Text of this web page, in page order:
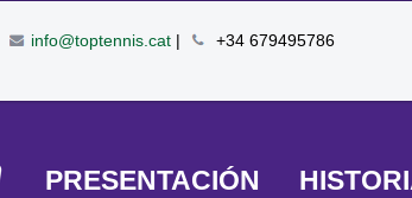
info@toptennis.cat | +34 679495786
PRESENTACIÓN